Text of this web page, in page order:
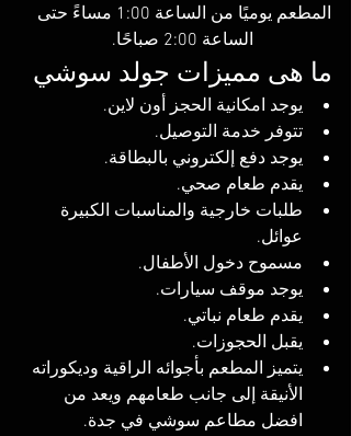
المطعم يوميًا من الساعة 1:00 مساءً حتى
الساعة 2:00 صباحًا.
ما هى مميزات جولد سوشي
يوجد امكانية الحجز أون لاين.
تتوفر خدمة التوصيل.
يوجد دفع إلكتروني بالبطاقة.
يقدم طعام صحي.
طلبات خارجية والمناسبات الكبيرة
عوائل.
مسموح دخول الأطفال.
يوجد موقف سيارات.
يقدم طعام نباتي.
يقبل الحجوزات.
يتميز المطعم بأجوائه الراقية وديكوراته
الأنيقة إلى جانب طعامهم ويعد من
افضل مطاعم سوشي في جدة.